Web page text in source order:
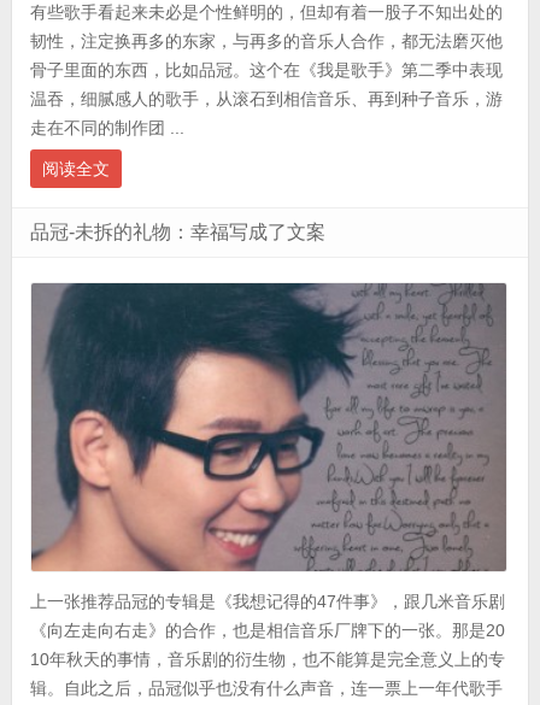
有些歌手看起来未必是个性鲜明的，但却有着一股子不知出处的
韧性，注定换再多的东家，与再多的音乐人合作，都无法磨灭他
骨子里面的东西，比如品冠。这个在《我是歌手》第二季中表现
温吞，细腻感人的歌手，从滚石到相信音乐、再到种子音乐，游
走在不同的制作团 ...
阅读全文
品冠-未拆的礼物：幸福写成了文案
上一张推荐品冠的专辑是《我想记得的47件事》，跟几米音乐剧
《向左走向右走》的合作，也是相信音乐厂牌下的一张。那是20
10年秋天的事情，音乐剧的衍生物，也不能算是完全意义上的专
辑。自此之后，品冠似乎也没有什么声音，连一票上一年代歌手